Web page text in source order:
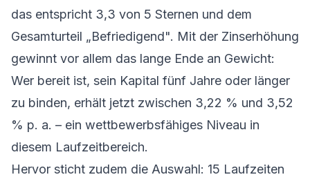
das entspricht 3,3 von 5 Sternen und dem
Gesamturteil „Befriedigend". Mit der Zinserhöhung
gewinnt vor allem das lange Ende an Gewicht:
Wer bereit ist, sein Kapital fünf Jahre oder länger
zu binden, erhält jetzt zwischen 3,22 % und 3,52
% p. a. – ein wettbewerbsfähiges Niveau in
diesem Laufzeitbereich.
Hervor sticht zudem die Auswahl: 15 Laufzeiten